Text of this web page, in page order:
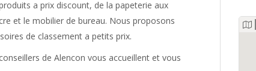
a prix discount, de la papeterie aux
et le mobilier de bureau. Nous proposons
de classement a petits prix.
de Alencon vous accueillent et vous